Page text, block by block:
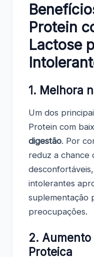
Protein
Lactose
1. Melhora
Um dos
Protein com
digestão. Por
reduz a chance
intolerantes
suplementação
preocupações.
2.
Proteica